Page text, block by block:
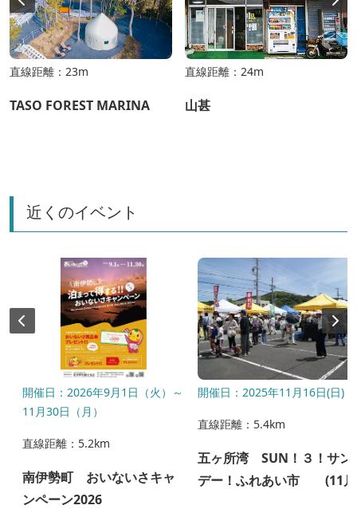
直線距離：23m
TASO FOREST MARINA
直線距離：24m
山甚
近くのイベント
開催日：2026年9月1日（火）～
11月30日（月）
直線距離：5.2km
南伊勢町 おいないさキャ
ンペーン2026
開催日：2025年11月16日(日)
直線距離：5.4km
五ヶ所湾 SUN！３！サン
デー！ふれあい市 (11